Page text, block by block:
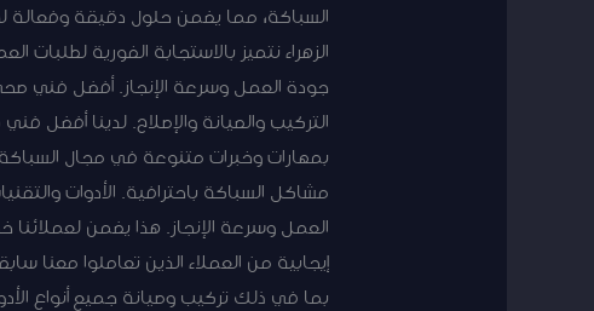
السباكة، مما يضمن حلول دقيقة
الزهراء نتميز بالاستجابة الفورية
جودة العمل وسرعة الإنجاز. أفضل فني
التركيب والصيانة والإصلاح. لدينا أفضل
بمهارات وخبرات متنوعة في مجال
مشاكل السباكة باحترافية. الأدوات
العمل وسرعة الإنجاز. هذا يضمن
إيجابية من العملاء الذين تعاملوا معنا
بما في ذلك تركيب وصيانة جميع أنواع